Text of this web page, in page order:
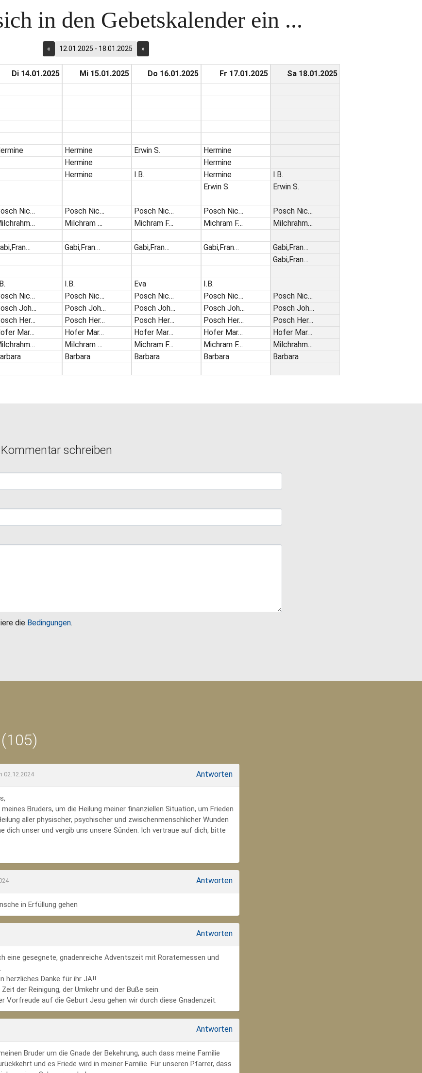
in den Gebetskalender ein ...
« 12.01.2025 - 18.01.2025 »
Di 14.01.2025
Nic…
Nic…
Joh…
Her…
Mar…
Mi 15.01.2025
Hermine
Hermine
Hermine
Posch Nic…
Milchram …
Gabi,Fran…
I.B.
Posch Nic…
Posch Joh…
Posch Her…
Hofer Mar…
Milchram …
Barbara
Do 16.01.2025
Erwin S.
I.B.
Posch Nic…
Michram F…
Gabi,Fran…
Eva
Posch Nic…
Posch Joh…
Posch Her…
Hofer Mar…
Michram F…
Barbara
Fr 17.01.2025
Hermine
Hermine
Hermine
Erwin S.
Posch Nic…
Michram F…
Gabi,Fran…
I.B.
Posch Nic…
Posch Joh…
Posch Her…
Hofer Mar…
Michram F…
Barbara
Sa 18.01.2025
I.B.
Erwin S.
Posch Nic…
Milchrahm…
Gabi,Fran…
Gabi,Fran…
Posch Nic…
Posch Joh…
Posch Her…
Hofer Mar…
Milchrahm…
Barbara
schreiben
die Bedingungen.
02.12.2024 Antworten
Bruders, um die Heilung meiner finanziellen Situation, um Frieden
aller physischer, psychischer und zwischenmenschlicher Wunden
dich unser und vergib uns unsere Sünden. Ich vertraue auf dich, bitte
Antworten
in Erfüllung gehen
Antworten
eine gesegnete, gnadenreiche Adventszeit mit Roratemessen und
herzliches Danke für ihr JA!!
der Reinigung, der Umkehr und der Buße sein.
Vorfreude auf die Geburt Jesu gehen wir durch diese Gnadenzeit.
Antworten
Bruder um die Gnade der Bekehrung, auch dass meine Familie
und es Friede wird in meiner Familie. Für unseren Pfarrer, dass